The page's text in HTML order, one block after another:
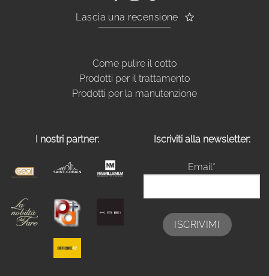
Lascia una recensione
Come pulire il cotto
Prodotti per il trattamento
Prodotti per la manutenzione
I nostri partner: Iscriviti alla newsletter:
Email*